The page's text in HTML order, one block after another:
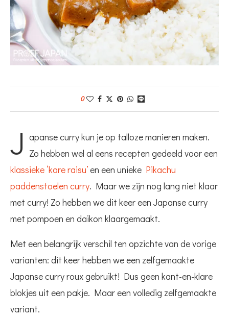
0
J apanse curry kun je op talloze manieren maken.
Zo hebben wel al eens recepten gedeeld voor een
klassieke ‘kare raisu’en een unieke Pikachu
paddenstoelen curry. Maar we zijn nog lang niet klaar
met curry! Zo hebben we dit keer een Japanse curry
met pompoen en daikon klaargemaakt.
Met een belangrijk verschil ten opzichte van de vorige
varianten: dit keer hebben we een zelfgemaakte
Japanse curry roux gebruikt! Dus geen kant-en-klare
blokjes uit een pakje. Maar een volledig zelfgemaakte
variant.